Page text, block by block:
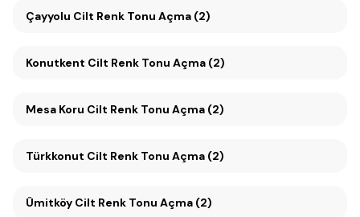
Çayyolu Cilt Renk Tonu Açma (2)
Konutkent Cilt Renk Tonu Açma (2)
Mesa Koru Cilt Renk Tonu Açma (2)
Türkkonut Cilt Renk Tonu Açma (2)
Ümitköy Cilt Renk Tonu Açma (2)